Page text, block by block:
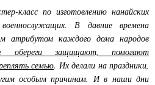
класс по изготовлению нанайских
военнослужащих. В давние времена
атрибутом каждого дома народов
обереги защищают, помогают
семью. Их делали на праздники,
особым причинам. И в наши дни